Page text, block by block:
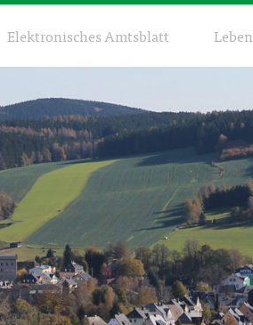
Elektronisches Amtsblatt Leben